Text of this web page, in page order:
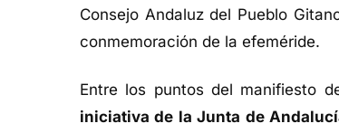
Consejo Andaluz del Pueblo
conmemoración de la efeméride.
Entre los puntos del manifiesto
iniciativa de la Junta de